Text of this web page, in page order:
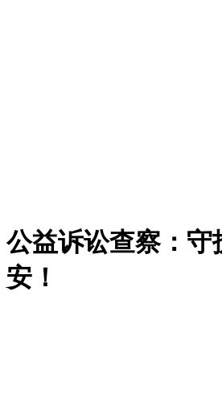
公益诉讼查察：守
安！